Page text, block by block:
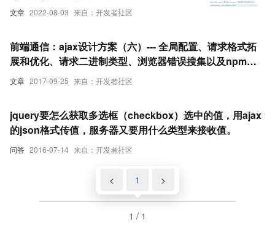
文章 2022-08-03 来自：开发者社区
文章 2017-09-25 来自：开发者社区
前端通信：ajax设计方案（六）--- 全局配置、请求格式拓
展和优化、请求二进制类型、浏览器错误搜集以及npm打
包发布
问答 2016-07-14 来自：开发者社区
jquery要怎么获取多选框（checkbox）选中的值，用ajax
的json格式传值，服务器又要用什么类型来接收值。
< 1 >
1 / 1